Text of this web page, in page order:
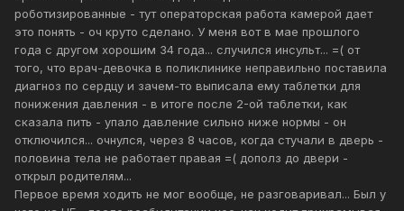
роботизированные - тут операторская работа камерой дает
это понять - оч круто сделано. У меня вот в мае прошлого
года с другом хорошим 34 года... случился инсульт... =( от
того, что врач-девочка в поликлинике неправильно поставила
диагноз по сердцу и зачем-то выписала ему таблетки для
понижения давления - в итоге после 2-ой таблетки, как
сказала пить - упало давление сильно ниже нормы - он
отключился... очнулся, через 8 часов, когда стучали в дверь -
половина тела не работает правая =( дополз до двери -
открыл родителям...
Первое время ходить не мог вообще, не разговаривал... Был у